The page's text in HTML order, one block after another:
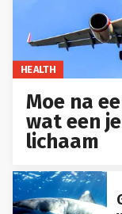
HEALTH
Moe na
wat een
lichaam